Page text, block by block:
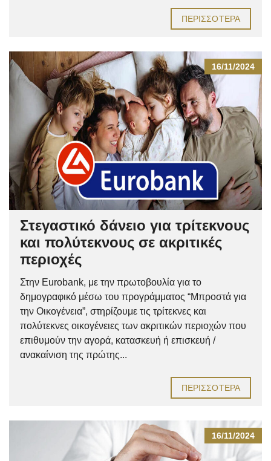
ΠΕΡΙΣΣΌΤΕΡΑ
16/11/2024
Στεγαστικό δάνειο για τρίτεκνους
και πολύτεκνους σε ακριτικές
περιοχές
Στην Eurobank, με την πρωτοβουλία για το
δημογραφικό μέσω του προγράμματος “Μπροστά για
την Οικογένεια”, στηρίζουμε τις τρίτεκνες και
πολύτεκνες οικογένειες των ακριτικών περιοχών που
επιθυμούν την αγορά, κατασκευή ή επισκευή /
ανακαίνιση της πρώτης...
ΠΕΡΙΣΣΌΤΕΡΑ
16/11/2024